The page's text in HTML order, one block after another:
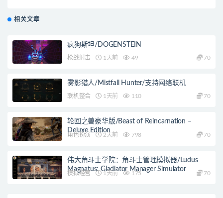
相关文章
疯狗斯坦/DOGENSTEIN
枪战射击 1天前 49 70
雾影猎人/Mistfall Hunter/支持网络联机
联机整合 1天前 110 70
轮回之兽豪华版/Beast of Reincarnation –
Deluxe Edition
角色扮演 2天前 798 70
伟大角斗士学院：角斗士管理模拟器/Ludus
Magnatus: Gladiator Manager Simulator
模拟经营 1天前 175 70